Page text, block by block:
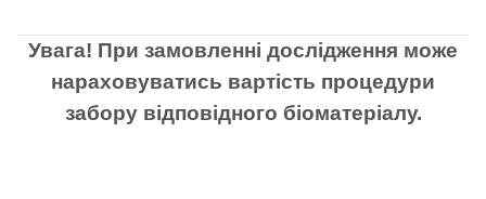
Увага! При замовленні дослідження може
нараховуватись вартість процедури
забору відповідного біоматеріалу.